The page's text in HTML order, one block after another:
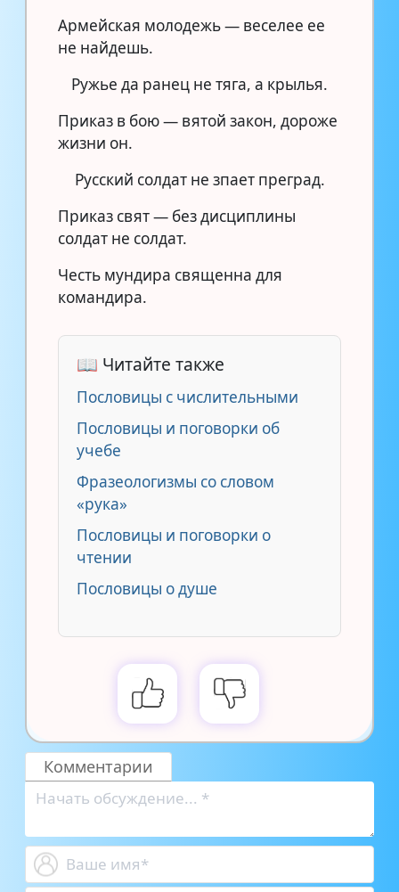
Армейская молодежь — веселее ее
не найдешь.
Ружье да ранец не тяга, а крылья.
Приказ в бою — вятой закон, дороже
жизни он.
Русский солдат не зпает преград.
Приказ свят — без дисциплины
солдат не солдат.
Честь мундира священна для
командира.
📖 Читайте также
Пословицы с числительными
Пословицы и поговорки об
учебе
Фразеологизмы со словом
«рука»
Пословицы и поговорки о
чтении
Пословицы о душе
Комментарии